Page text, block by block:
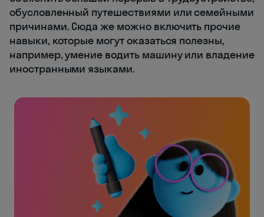
обусловленный путешествиями или семейными
причинами. Сюда же можно включить прочие
навыки, которые могут оказаться полезны,
например, умение водить машину или владение
иностранными языками.